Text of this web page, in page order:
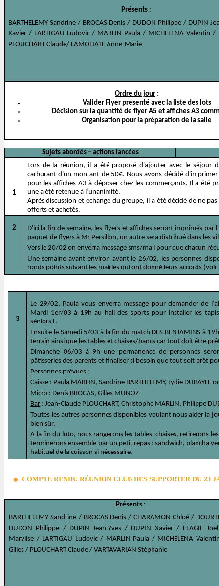
Présents :
BARTHELEMY Sandrine / BROCAS Denis / DUDON Philippe / DUPIN
Xavier / LARTIGAU Ludovic / MARLIN Paula / MICHELENA Valentin /
PLOUCHART Claude/ LAMOLIATE Anne-Marie
Ordre du jour :
Valider Flyer présenté avec la liste des lots
Décision sur la quantité de flyer A5 et affiches A3
Organisation pour la préparation de la salle
Sujets abordés – actions lancées
1
Lors de la réunion, il a été proposé d'ajouter avec le séjour
carburant d'un montant de 50€. Nous avons décidé
pour les affiches A3 à déposer chez les commerçants. Il a été
une a été retenue à l’unanimité.
Après discussion et échange du groupe, il a été décidé de ne
offerts et achetés.
2
D'ici la fin de semaine, les flyers et affiches seront imprimés
paquet de flyers à Mr Persillon, un autre sera distribué dans les
Vers le 20/02 on enverra message sms/mail pour que chacun
Une semaine avant environ avant le 26/02, les personnes
ronds points suivant les mairies qui ont donné leurs accords (voir
3
Le 29/02, Paula vous enverra message pour demander de
Mardi 1er/03 à 19h au hall des sports pour installer les
séniors1.
Ensuite le Samedi 5/03 à la fin du match DES BENJAMINS à
terrain ainsi que les tables et chaises/bancs car tout doit être
Dimanche 06/03 à 9h une permanence de personnes
pâtisseries des parents et finaliser si besoin que tout soit prêt
Personnes prévues :
Caisse : Paula MARLIN, Sandrine BARTHELEMY, Lydie DUBAYLE
Micro : Denis BROCAS, Gilles MUNOZ
Bar : Jean-Claude PLOUCHART, Christophe MARLIN, Philippe
Toutes les autres personnes disponibles voulant nous aider la
bien sûr.
A la fin du loto, nous rangerons les tables, chaises, retirerons
terminerons ensemble par un petit repas : sandwich, plancha
habituel de la cuisson si nécessaire.
COMPTE RENDU RÉUNION CLUB DES SUPPORTER DU 23
Présents :
BARTHELEMY Sandrine / BROCAS Denis / CHARAMON Chloé /
DUDON Philippe / DUPIN Jean-Yves / DUPIN Xavier / FLAGIE
Marylise / LARTIGAU Ludovic / MARLIN Paula / MICHELENA
Gilles / PLOUCHART Claude / VARTAVARIAN Stéphanie